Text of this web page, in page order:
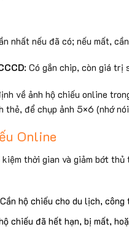
nhất nếu đã có; nếu mất,
: Có gắn chip, còn giá trị
về ảnh hộ chiếu online
thẻ, để chụp ảnh 5×6 (nhớ
Online
thời gian và giảm bớt
hộ chiếu cho du lịch,
chiếu đã hết hạn, bị mất,